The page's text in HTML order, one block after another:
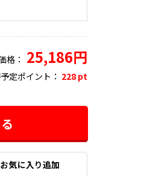
格： 25,186円
定ポイント： 228 pt